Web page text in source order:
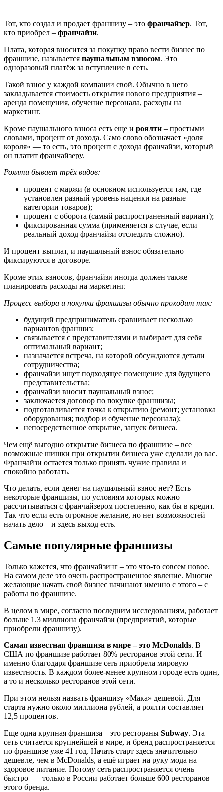
Тот, кто создал и продает франшизу – это франчайзер. Тот,
кто приобрел – франчайзи.
Плата, которая вносится за покупку право вести бизнес по
франшизе, называется паушальным взносом. Это
одноразовый платёж за вступление в сеть.
Такой взнос у каждой компании свой. Обычно в него
закладывается стоимость открытия нового предприятия –
аренда помещения, обучение персонала, расходы на
маркетинг.
Кроме паушального взноса есть еще и роялти – простыми
словами, процент от дохода. Само слово обозначает «доля
короля» — то есть, это процент с дохода франчайзи, который
он платит франчайзеру.
Роялти бывает трёх видов:
процент с маржи (в основном используется там, где
установлен разный уровень наценки на разные
категории товаров);
процент с оборота (самый распространенный вариант);
фиксированная сумма (применяется в случае, если
реальный доход франчайзи отследить сложно).
И процент выплат, и паушальный взнос обязательно
фиксируются в договоре.
Кроме этих взносов, франчайзи иногда должен также
планировать расходы на маркетинг.
Процесс выбора и покупки франшизы обычно проходит так:
будущий предприниматель сравнивает несколько
вариантов франшиз;
связывается с представителями и выбирает для себя
оптимальный вариант;
назначается встреча, на которой обсуждаются детали
сотрудничества;
франчайзи ищет подходящее помещение для будущего
представительства;
франчайзи вносит паушальный взнос;
заключается договор по покупке франшизы;
подготавливается точка к открытию (ремонт; установка
оборудования; подбор и обучение персонала);
непосредственное открытие, запуск бизнеса.
Чем ещё выгодно открытие бизнеса по франшизе – все
возможные шишки при открытии бизнеса уже сделали до вас.
Франчайзи остается только принять чужие правила и
спокойно работать.
Что делать, если денег на паушальный взнос нет? Есть
некоторые франшизы, по условиям которых можно
рассчитываться с франчайзером постепенно, как бы в кредит.
Так что если есть огромное желание, но нет возможностей
начать дело – и здесь выход есть.
Самые популярные франшизы
Только кажется, что франчайзинг – это что-то совсем новое.
На самом деле это очень распространенное явление. Многие
желающие начать свой бизнес начинают именно с этого – с
работы по франшизе.
В целом в мире, согласно последним исследованиям, работает
больше 1.3 миллиона франчайзи (предприятий, которые
приобрели франшизу).
Самая известная франшиза в мире – это McDonalds. В
США по франшизе работает 80% ресторанов этой сети. И
именно благодаря франшизе сеть приобрела мировую
известность. В каждом более-менее крупном городе есть один,
а то и несколько ресторанов этой сети.
При этом нельзя назвать франшизу «Мака» дешевой. Для
старта нужно около миллиона рублей, а роялти составляет
12,5 процентов.
Еще одна крупная франшиза – это рестораны Subway. Эта
сеть считается крупнейшей в мире, и бренд распространяется
по франшизе уже 41 год. Начать старт здесь значительно
дешевле, чем в McDonalds, а ещё играет на руку мода на
здоровое питание. Потому сеть распространяется очень
быстро — только в России работает больше 600 ресторанов
этого бренда.